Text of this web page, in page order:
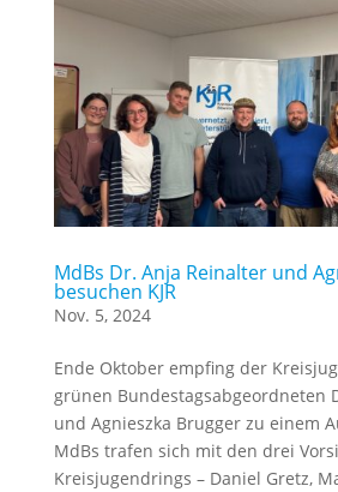
MdBs Dr. Anja Reinalter und
besuchen KJR
Nov. 5, 2024
Ende Oktober empfing der
grünen Bundestagsabgeordneten
und Agnieszka Brugger zu einem
MdBs trafen sich mit den drei
Kreisjugendrings – Daniel Gretz,